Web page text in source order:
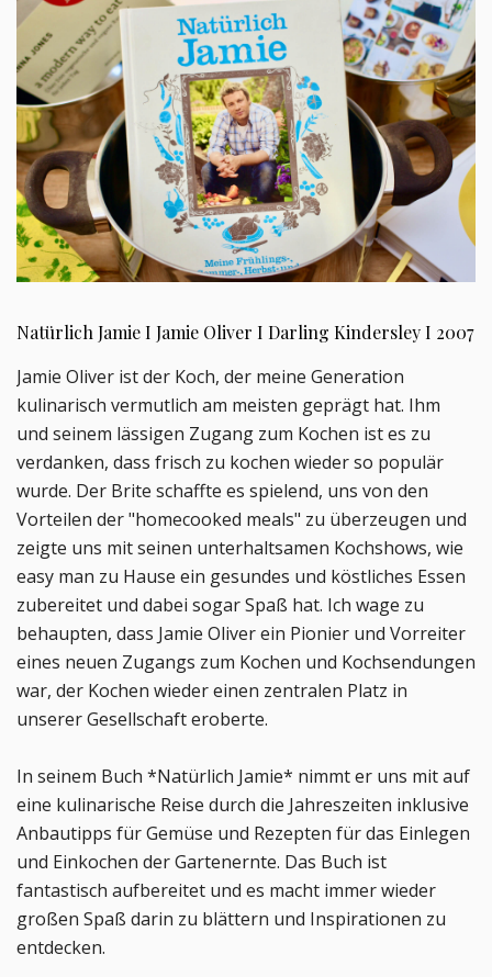
Natürlich Jamie I Jamie Oliver I Darling Kindersley I 2007
Jamie Oliver ist der Koch, der meine Generation
kulinarisch vermutlich am meisten geprägt hat. Ihm
und seinem lässigen Zugang zum Kochen ist es zu
verdanken, dass frisch zu kochen wieder so populär
wurde. Der Brite schaffte es spielend, uns von den
Vorteilen der "homecooked meals" zu überzeugen und
zeigte uns mit seinen unterhaltsamen Kochshows, wie
easy man zu Hause ein gesundes und köstliches Essen
zubereitet und dabei sogar Spaß hat. Ich wage zu
behaupten, dass Jamie Oliver ein Pionier und Vorreiter
eines neuen Zugangs zum Kochen und Kochsendungen
war, der Kochen wieder einen zentralen Platz in
unserer Gesellschaft eroberte.
In seinem Buch *Natürlich Jamie* nimmt er uns mit auf
eine kulinarische Reise durch die Jahreszeiten inklusive
Anbautipps für Gemüse und Rezepten für das Einlegen
und Einkochen der Gartenernte. Das Buch ist
fantastisch aufbereitet und es macht immer wieder
großen Spaß darin zu blättern und Inspirationen zu
entdecken.